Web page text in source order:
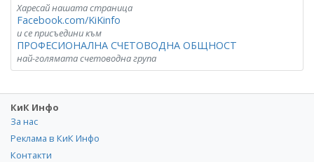
Харесай нашата страница
Facebook.com/KiKinfo
и се присъедини към
ПРОФЕСИОНАЛНА СЧЕТОВОДНА ОБЩНОСТ
най-голямата счетоводна група
КиК Инфо
За нас
Реклама в КиК Инфо
Контакти